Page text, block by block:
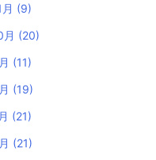
(9)
(20)
(11)
(19)
(21)
(21)